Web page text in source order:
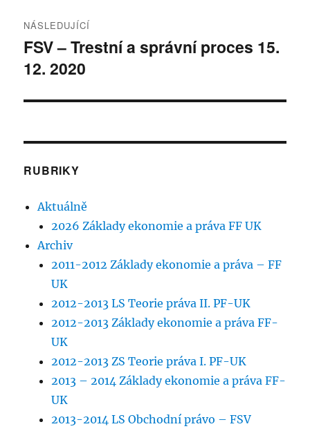
NÁSLEDUJÍCÍ
Následující
příspěvek:
FSV – Trestní a správní proces 15.
12. 2020
RUBRIKY
Aktuálně
2026 Základy ekonomie a práva FF UK
Archiv
2011-2012 Základy ekonomie a práva – FF
UK
2012-2013 LS Teorie práva II. PF-UK
2012-2013 Základy ekonomie a práva FF-
UK
2012-2013 ZS Teorie práva I. PF-UK
2013 – 2014 Základy ekonomie a práva FF-
UK
2013-2014 LS Obchodní právo – FSV